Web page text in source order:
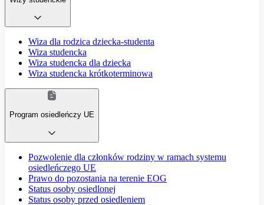
Wiza dla rodzica dziecka-studenta
Wiza studencka
Wiza studencka dla dziecka
Wiza studencka krótkoterminowa
Program osiedleńczy UE
Pozwolenie dla członków rodziny w ramach systemu
osiedleńczego UE
Prawo do pozostania na terenie EOG
Status osoby osiedlonej
Status osoby przed osiedleniem